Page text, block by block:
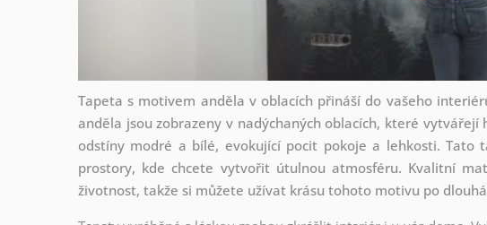
Tapeta s motivem anděla v oblacích přináší do vašeho
anděla jsou zobrazeny v nadýchaných oblacích, které
odstíny modré a bílé, evokující pocit pokoje a lehkosti. Tato
prostory, kde chcete vytvořit útulnou atmosféru. Kvalitní
životnost, takže si můžete užívat krásu tohoto motivu po